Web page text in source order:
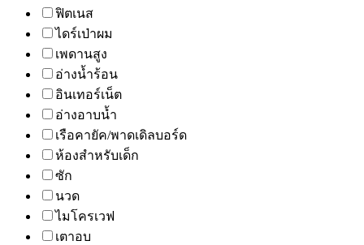
ฟิตเนส
ไดร์เป่าผม
เพดานสูง
อ่างน้ำร้อน
อินเทอร์เน็ต
อ่างอาบน้ำ
เรือคายัค/พาดเดิลบอร์ด
ห้องสำหรับเด็ก
ซัก
นวด
ไมโครเวฟ
เตาอบ